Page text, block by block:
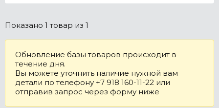
Показано 1 товар из 1
Обновление базы товаров происходит в
течение дня.
Вы можете уточнить наличие нужной вам
детали по телефону +7 918 160-11-22 или
отправив запрос через форму ниже